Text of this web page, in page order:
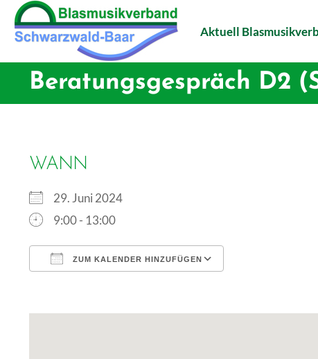
Aktuell
Beratungsgespräch D2
WANN
29. Juni 2024
9:00 - 13:00
ZUM KALENDER HINZUFÜGEN